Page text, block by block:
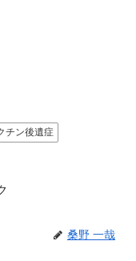
チン後遺症
桑野 一哉